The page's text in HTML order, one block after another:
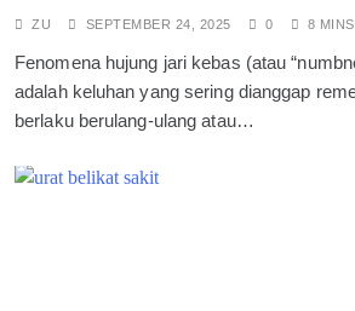
ZU SEPTEMBER 24, 2025 0 8 MINS
Fenomena hujung jari kebas (atau
adalah keluhan yang sering dianggap
berlaku berulang-ulang atau…